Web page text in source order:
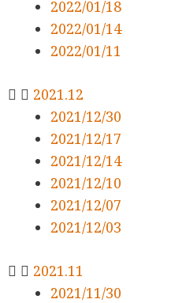
2022/01/18
2022/01/14
2022/01/11
2021.12
2021/12/30
2021/12/17
2021/12/14
2021/12/10
2021/12/07
2021/12/03
2021.11
2021/11/30